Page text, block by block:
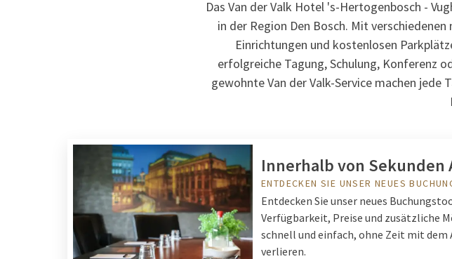
Das Van der Valk Hotel 's-Hertogenbosch -
in der Region Den Bosch. Mit
Einrichtungen und kostenlosen
erfolgreiche Tagung, Schulung, Konferenz
gewohnte Van der Valk-Service machen
Innerhalb von
ENTDECKEN SIE UNSER NEUES
Entdecken Sie unser neues
Verfügbarkeit, Preise und zusätzliche
schnell und einfach, ohne Zeit mit
verlieren.